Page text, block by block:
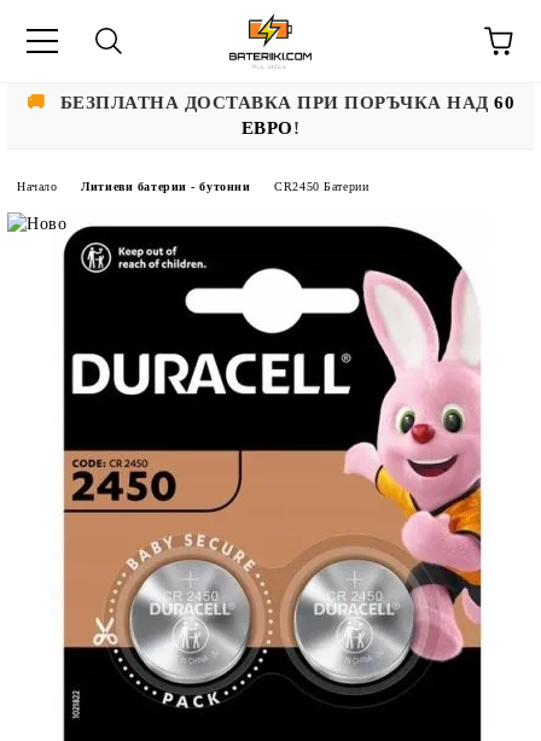
🚚 БЕЗПЛАТНА ДОСТАВКА ПРИ ПОРЪЧКА НАД60
ЕВРО!
Начало Литиеви батерии - бутонни CR2450 Батерии